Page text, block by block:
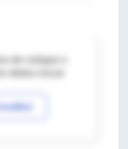
de colegas o